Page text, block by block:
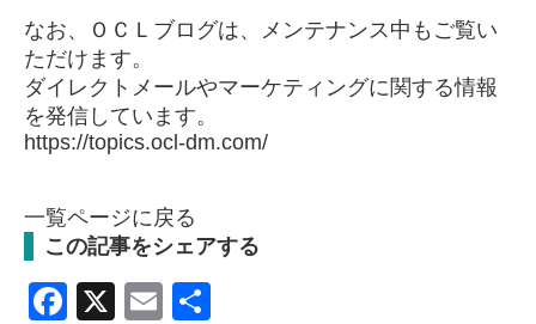
なお、 ＯＣＬブログは、メンテナンス中もご覧い
ただけます。
ダイレクトメールやマーケティングに関する情報
を発信しています。
https://topics.ocl-dm.com/
一覧ページに戻る
この記事をシェアする
Facebook
X Email